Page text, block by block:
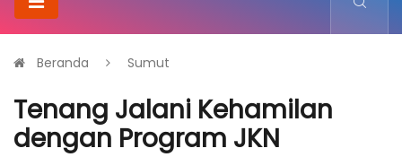
Beranda Sumut
Tenang Jalani Kehamilan
dengan Program JKN